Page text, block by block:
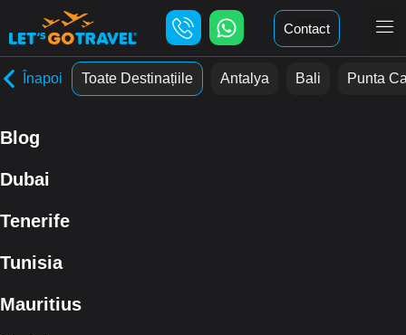
Contact
Înapoi Toate Destinațiile Antalya Bali Punta
Blog
Dubai
Tenerife
Tunisia
Mauritius